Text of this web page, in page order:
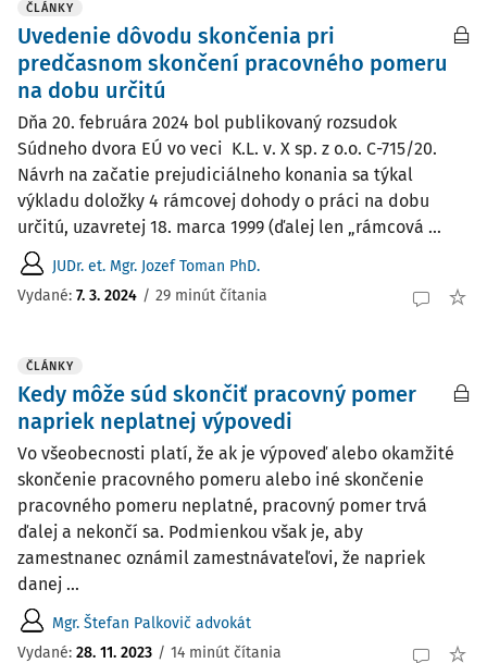
ČLÁNKY
Uvedenie dôvodu skončenia pri
predčasnom skončení pracovného pomeru
na dobu určitú
Dňa 20. februára 2024 bol publikovaný rozsudok
Súdneho dvora EÚ vo veci K.L. v. X sp. z o.o. C-715/20.
Návrh na začatie prejudiciálneho konania sa týkal
výkladu doložky 4 rámcovej dohody o práci na dobu
určitú, uzavretej 18. marca 1999 (ďalej len „rámcová ...
JUDr. et. Mgr. Jozef Toman PhD.
Vydané: 7. 3. 2024 / 29 minút čítania
ČLÁNKY
Kedy môže súd skončiť pracovný pomer
napriek neplatnej výpovedi
Vo všeobecnosti platí, že ak je výpoveď alebo okamžité
skončenie pracovného pomeru alebo iné skončenie
pracovného pomeru neplatné, pracovný pomer trvá
ďalej a nekončí sa. Podmienkou však je, aby
zamestnanec oznámil zamestnávateľovi, že napriek
danej ...
Mgr. Štefan Palkovič advokát
Vydané: 28. 11. 2023 / 14 minút čítania